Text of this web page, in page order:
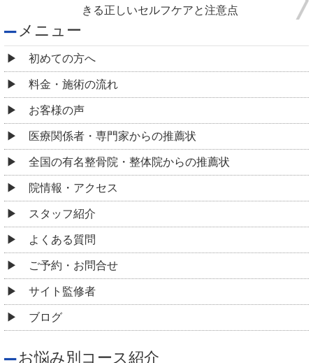
きる正しいセルフケアと注意点
メニュー
初めての方へ
料金・施術の流れ
お客様の声
医療関係者・専門家からの推薦状
全国の有名整骨院・整体院からの推薦状
院情報・アクセス
スタッフ紹介
よくある質問
ご予約・お問合せ
サイト監修者
ブログ
お悩み別コース紹介